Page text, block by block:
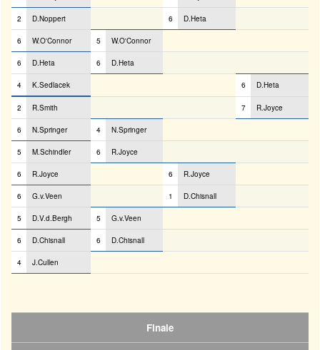
2 D.Noppert 6 D.Heta
6 W.O'Connor 5 W.O'Connor
6 D.Heta 6 D.Heta
4 K.Sedlacek 6 D.Heta
2 R.Smith 7 R.Joyce
6 N.Springer 4 N.Springer
5 M.Schindler 6 R.Joyce
6 R.Joyce 6 R.Joyce
6 G.v.Veen 1 D.Chisnall
5 D.V.d.Bergh 5 G.v.Veen
6 D.Chisnall 6 D.Chisnall
4 J.Cullen
Finale